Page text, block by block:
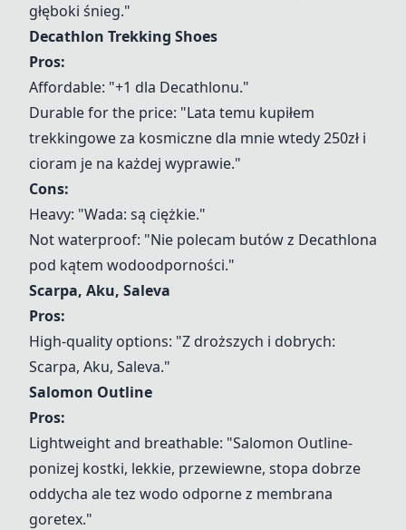
głęboki śnieg."
Decathlon Trekking Shoes
Pros:
Affordable: "+1 dla Decathlonu."
Durable for the price: "Lata temu kupiłem
trekkingowe za kosmiczne dla mnie wtedy 250zł i
cioram je na każdej wyprawie."
Cons:
Heavy: "Wada: są ciężkie."
Not waterproof: "Nie polecam butów z Decathlona
pod kątem wodoodporności."
Scarpa, Aku, Saleva
Pros:
High-quality options: "Z droższych i dobrych:
Scarpa, Aku, Saleva."
Salomon Outline
Pros:
Lightweight and breathable: "Salomon Outline-
ponizej kostki, lekkie, przewiewne, stopa dobrze
oddycha ale tez wodo odporne z membrana
goretex."